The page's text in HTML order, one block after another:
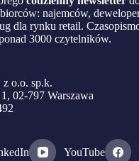
najemców,
dla rynku retail.
3000 czytelników.
o.o. sp.k.
02-797 Warszawa
YouTube